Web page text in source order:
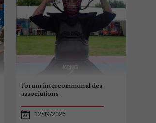
Forum intercommunal des
associations
12/09/2026